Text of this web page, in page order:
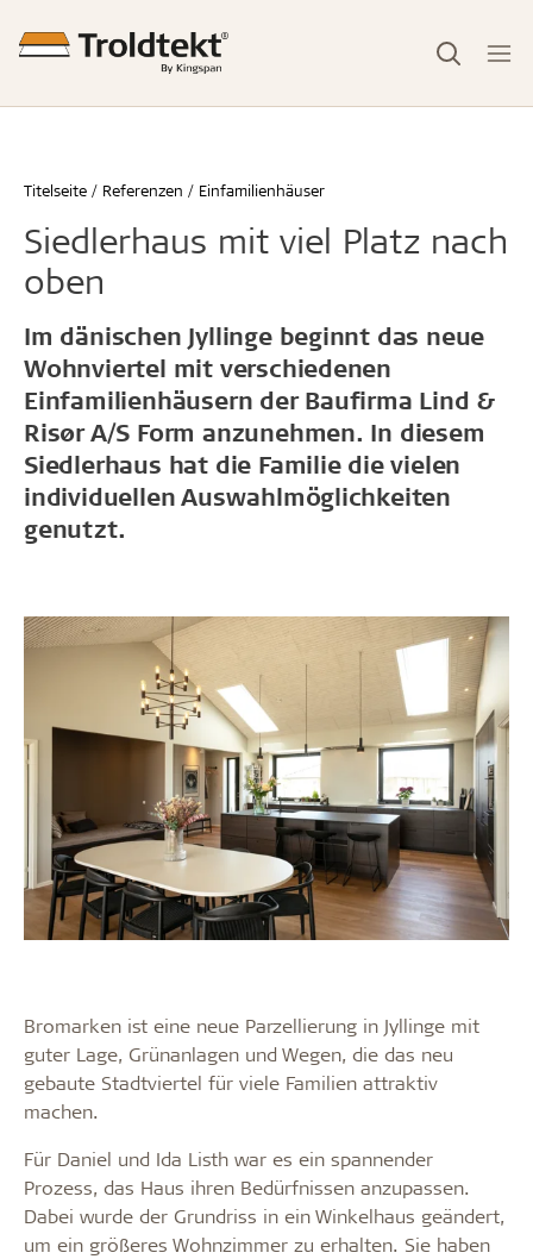
Titelseite Referenzen Einfamilienhäuser
Siedlerhaus mit viel Platz nach
oben
Im dänischen Jyllinge beginnt das neue
Wohnviertel mit verschiedenen
Einfamilienhäusern der Baufirma Lind &
Risør A/S Form anzunehmen. In diesem
Siedlerhaus hat die Familie die vielen
individuellen Auswahlmöglichkeiten
genutzt.
Bromarken ist eine neue Parzellierung in Jyllinge mit
guter Lage, Grünanlagen und Wegen, die das neu
gebaute Stadtviertel für viele Familien attraktiv
machen.
Für Daniel und Ida Listh war es ein spannender
Prozess, das Haus ihren Bedürfnissen anzupassen.
Dabei wurde der Grundriss in ein Winkelhaus geändert,
um ein größeres Wohnzimmer zu erhalten. Sie haben